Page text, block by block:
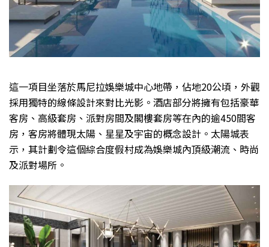
這一項目坐落於馬尼拉娛樂城中心地帶，佔地20公頃，外觀
採用獨特的線條設計來對比光影。酒店部分將擁有包括豪華
客房、高級套房、派對房間及閣樓套房等在內的逾450間客
房，客房將體現太陽、星星及宇宙的概念設計。太陽城表
示，其計劃令這個綜合度假村成為娛樂城內頂級潮流、時尚
及派對場所。